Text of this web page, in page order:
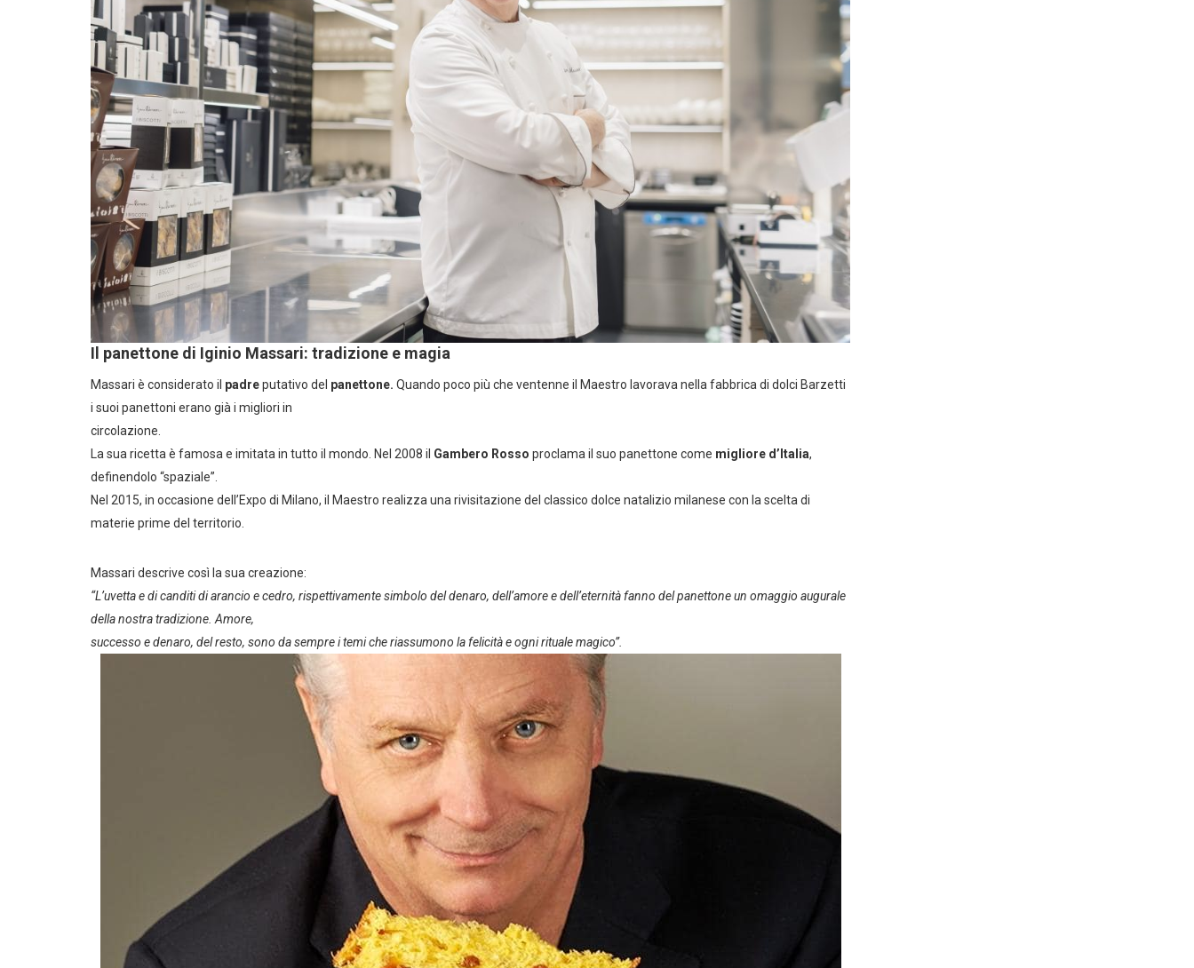
Il panettone di Iginio Massari: tradizione e magia
Massari è considerato il padreputativo del panettone. Quando poco più che ventenne il Maestro lavorava nella fabbrica di dolci Barzetti
i suoi panettoni erano già i migliori in
circolazione.
La sua ricetta è famosa e imitata in tutto il mondo. Nel 2008 il Gambero Rosso proclama il suo panettone come migliore d’Italia,
definendolo “spaziale”.
Nel 2015, in occasione dell’Expo di Milano, il Maestro realizza una rivisitazione del classico dolce natalizio milanese con la scelta di
materie prime del territorio.
Massari descrive così la sua creazione:
“L’uvetta e di canditi di arancio e cedro, rispettivamente simbolo del denaro, dell’amore e dell’eternità fanno del panettone un omaggio augurale
della nostra tradizione. Amore,
successo e denaro, del resto, sono da sempre i temi che riassumono la felicità e ogni rituale magico”.